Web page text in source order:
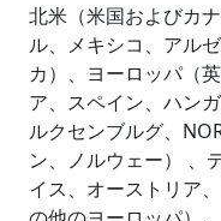
北米（米国およびカ
ル、メキシコ、アル
カ）、ヨーロッパ（
ア、スペイン、ハン
ルクセンブルグ、
ン、ノルウェー） 、
イス、オーストリア